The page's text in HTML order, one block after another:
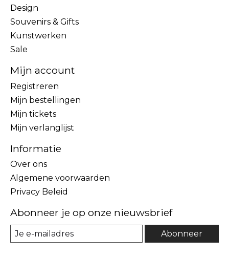
Design
Souvenirs & Gifts
Kunstwerken
Sale
Mijn account
Registreren
Mijn bestellingen
Mijn tickets
Mijn verlanglijst
Informatie
Over ons
Algemene voorwaarden
Privacy Beleid
Abonneer je op onze nieuwsbrief
Abonneer